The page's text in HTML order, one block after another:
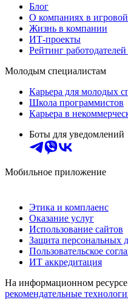
Блог
О компаниях в
Жизнь в компании
ИТ-проекты
Рейтинг
Молодым специалистам
Карьера для молодых
Школа программистов
Карьера в
Боты для уведомлений
Мобильное приложение
Этика и комплаенс
Оказание услуг
Использование сайтов
Защита персональных
Пользовательское
ИТ аккредитация
На информационном
рекомендательные